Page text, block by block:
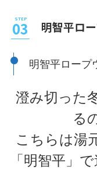
明智平ロ
明智平ロープ
澄み切った
る
こちらは湯
「明智平」